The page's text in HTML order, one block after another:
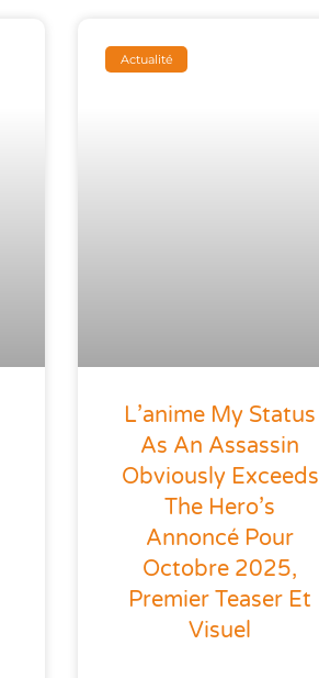
Actualité
L’anime My Status
As An Assassin
Obviously Exceeds
The Hero’s
Annoncé Pour
Octobre 2025,
Premier Teaser Et
Visuel